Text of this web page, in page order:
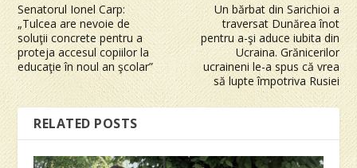
Senatorul Ionel Carp:
„Tulcea are nevoie de
soluţii concrete pentru a
proteja accesul copiilor la
educaţie în noul an şcolar”
Un bărbat din Sarichioi a
traversat Dunărea înot
pentru a-şi aduce iubita din
Ucraina. Grănicerilor
ucraineni le-a spus că vrea
să lupte împotriva Rusiei
RELATED POSTS